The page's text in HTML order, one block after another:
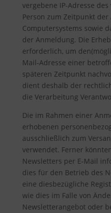
vergebene IP-Adresse
Person zum Zeitpunkt
Computersystems sowie
der Anmeldung. Die
erforderlich, um
Mail-Adresse einer
späteren Zeitpunkt
dient deshalb der
die Verarbeitung
Die im Rahmen einer
erhobenen
ausschließlich zum
verwendet. Ferner
Newsletters per E-Mail
dies für den Betrieb des
eine diesbezügliche
wie dies im Falle von
Newsletterangebot oder